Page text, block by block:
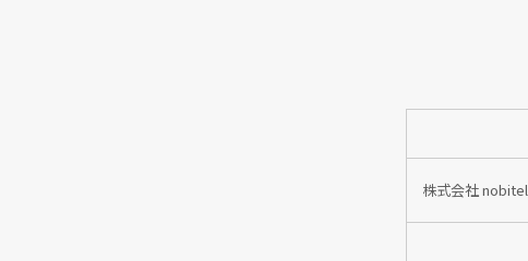
株式会社 nobitel